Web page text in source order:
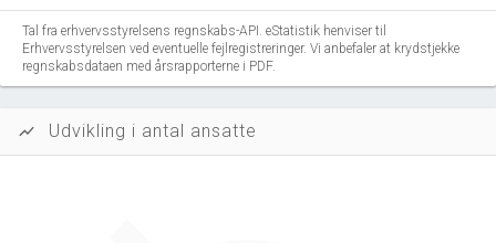
Tal fra erhvervsstyrelsens regnskabs-API. eStatistik henviser til
Erhvervsstyrelsen ved eventuelle fejlregistreringer. Vi anbefaler at krydstjekke
regnskabsdataen med årsrapporterne i PDF.
show_chart Udvikling i antal ansatte